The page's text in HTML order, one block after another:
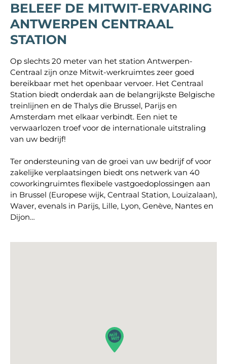
BELEEF DE MITWIT-ERVARING
ANTWERPEN CENTRAAL
STATION
Op slechts 20 meter van het station Antwerpen-
Centraal zijn onze Mitwit-werkruimtes zeer goed
bereikbaar met het openbaar vervoer. Het Centraal
Station biedt onderdak aan de belangrijkste Belgische
treinlijnen en de Thalys die Brussel, Parijs en
Amsterdam met elkaar verbindt. Een niet te
verwaarlozen troef voor de internationale uitstraling
van uw bedrijf!
Ter ondersteuning van de groei van uw bedrijf of voor
zakelijke verplaatsingen biedt ons netwerk van 40
coworkingruimtes flexibele vastgoedoplossingen aan
in Brussel (Europese wijk, Centraal Station, Louizalaan),
Waver, evenals in Parijs, Lille, Lyon, Genève, Nantes en
Dijon…